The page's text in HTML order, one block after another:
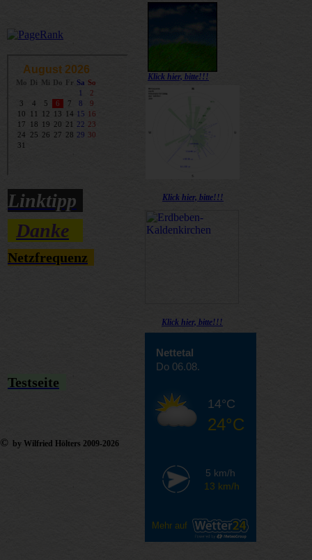
Linktipp
Danke
Netzfrequenz
Testseite
© by Wilfried Hölters 2009-2026
Klick hier, bitte!!!
Klick hier, bitte!!!
Klick hier, bitte!!!
Nettetal
Do 06.08.
14°C
24°C
Mehr auf
5 km/h
13 km/h